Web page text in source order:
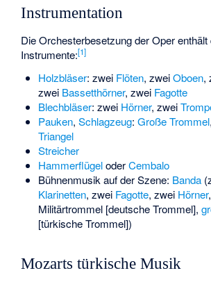
Instrumentation
Die Orchesterbesetzung der Oper enthält
Instrumente:[1]
Holzbläser: zwei Flöten, zweiOboen,
zwei Bassetthörner, zwei Fagotte
Blechbläser: zwei Hörner, zwei
Pauken, Schlagzeug: Große Trommel,
Triangel
Streicher
HammerflügeloderCembalo
Bühnenmusik auf der Szene: Banda
Klarinetten, zwei Fagotte, zwei Hörner
Militärtrommel [deutsche Trommel],
[türkische Trommel])
Mozarts türkische Musik